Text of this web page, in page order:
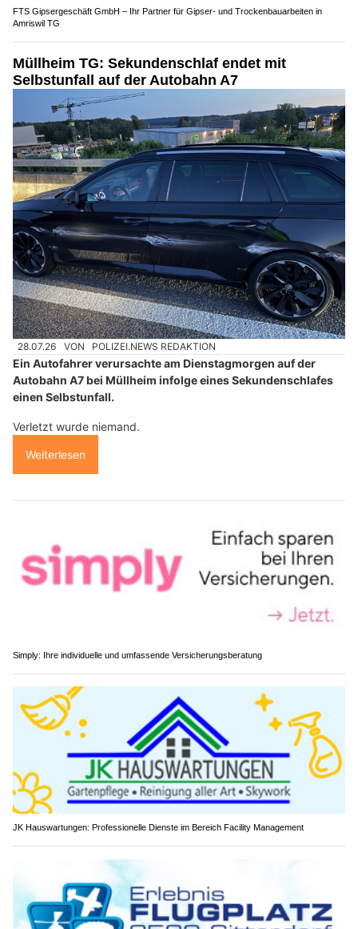
FTS Gipsergeschäft GmbH – Ihr Partner für Gipser- und Trockenbauarbeiten in
Amriswil TG
Müllheim TG: Sekundenschlaf endet mit
Selbstunfall auf der Autobahn A7
28.07.26 VON POLIZEI.NEWS REDAKTION
Ein Autofahrer verursachte am Dienstagmorgen auf der
Autobahn A7 bei Müllheim infolge eines Sekundenschlafes
einen Selbstunfall.
Verletzt wurde niemand.
Weiterlesen
Simply: Ihre individuelle und umfassende Versicherungsberatung
JK Hauswartungen: Professionelle Dienste im Bereich Facility Management